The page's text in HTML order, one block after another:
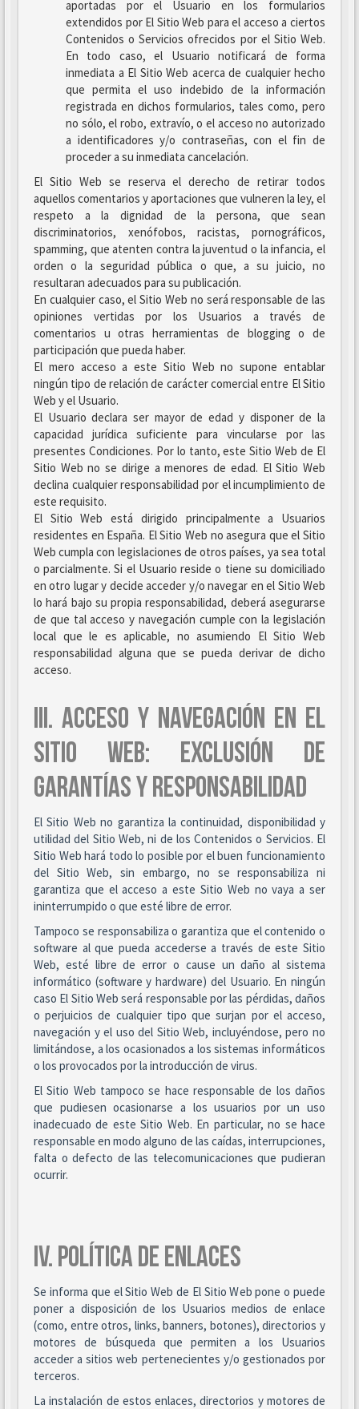
aportadas por el Usuario en los formularios
extendidos por El Sitio Web para el acceso a ciertos
Contenidos o Servicios ofrecidos por el Sitio Web.
En todo caso, el Usuario notificará de forma
inmediata a El Sitio Web acerca de cualquier hecho
que permita el uso indebido de la información
registrada en dichos formularios, tales como, pero
no sólo, el robo, extravío, o el acceso no autorizado
a identificadores y/o contraseñas, con el fin de
proceder a su inmediata cancelación.
El Sitio Web se reserva el derecho de retirar todos
aquellos comentarios y aportaciones que vulneren la ley, el
respeto a la dignidad de la persona, que sean
discriminatorios, xenófobos, racistas, pornográficos,
spamming, que atenten contra la juventud o la infancia, el
orden o la seguridad pública o que, a su juicio, no
resultaran adecuados para su publicación.
En cualquier caso, el Sitio Web no será responsable de las
opiniones vertidas por los Usuarios a través de
comentarios u otras herramientas de blogging o de
participación que pueda haber.
El mero acceso a este Sitio Web no supone entablar
ningún tipo de relación de carácter comercial entre El Sitio
Web y el Usuario.
El Usuario declara ser mayor de edad y disponer de la
capacidad jurídica suficiente para vincularse por las
presentes Condiciones. Por lo tanto, este Sitio Web de El
Sitio Web no se dirige a menores de edad. El Sitio Web
declina cualquier responsabilidad por el incumplimiento de
este requisito.
El Sitio Web está dirigido principalmente a Usuarios
residentes en España. El Sitio Web no asegura que el Sitio
Web cumpla con legislaciones de otros países, ya sea total
o parcialmente. Si el Usuario reside o tiene su domiciliado
en otro lugar y decide acceder y/o navegar en el Sitio Web
lo hará bajo su propia responsabilidad, deberá asegurarse
de que tal acceso y navegación cumple con la legislación
local que le es aplicable, no asumiendo El Sitio Web
responsabilidad alguna que se pueda derivar de dicho
acceso.
III. ACCESO Y NAVEGACIÓN EN EL
SITIO WEB: EXCLUSIÓN DE
GARANTÍAS Y RESPONSABILIDAD
El Sitio Web no garantiza la continuidad, disponibilidad y
utilidad del Sitio Web, ni de los Contenidos o Servicios. El
Sitio Web hará todo lo posible por el buen funcionamiento
del Sitio Web, sin embargo, no se responsabiliza ni
garantiza que el acceso a este Sitio Web no vaya a ser
ininterrumpido o que esté libre de error.
Tampoco se responsabiliza o garantiza que el contenido o
software al que pueda accederse a través de este Sitio
Web, esté libre de error o cause un daño al sistema
informático (software y hardware) del Usuario. En ningún
caso El Sitio Web será responsable por las pérdidas, daños
o perjuicios de cualquier tipo que surjan por el acceso,
navegación y el uso del Sitio Web, incluyéndose, pero no
limitándose, a los ocasionados a los sistemas informáticos
o los provocados por la introducción de virus.
El Sitio Web tampoco se hace responsable de los daños
que pudiesen ocasionarse a los usuarios por un uso
inadecuado de este Sitio Web. En particular, no se hace
responsable en modo alguno de las caídas, interrupciones,
falta o defecto de las telecomunicaciones que pudieran
ocurrir.
IV. POLÍTICA DE ENLACES
Se informa que el Sitio Web de El Sitio Web pone o puede
poner a disposición de los Usuarios medios de enlace
(como, entre otros, links, banners, botones), directorios y
motores de búsqueda que permiten a los Usuarios
acceder a sitios web pertenecientes y/o gestionados por
terceros.
La instalación de estos enlaces, directorios y motores de